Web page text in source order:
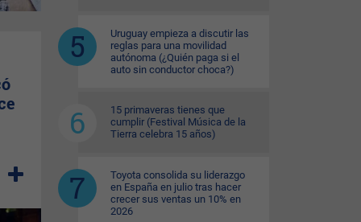
Uruguay empieza a discutir las
reglas para una movilidad
autónoma (¿Quién paga si el
auto sin conductor choca?)
15 primaveras tienes que
cumplir (Festival Música de la
Tierra celebra 15 años)
Toyota consolida su liderazgo
en España en julio tras hacer
crecer sus ventas un 10% en
2026